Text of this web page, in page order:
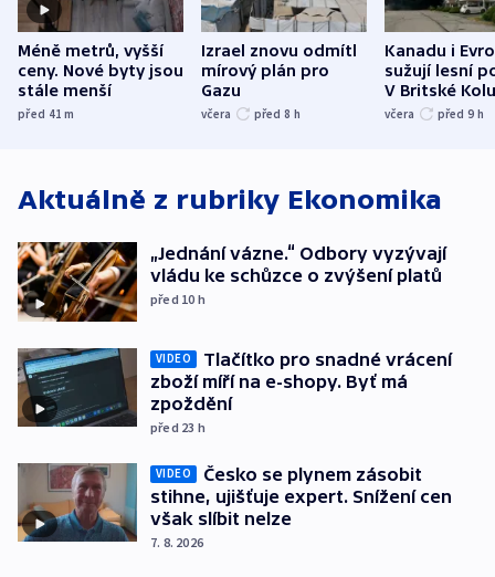
Méně metrů, vyšší
ceny. Nové byty jsou
stále menší
před 41m
Izrael znovu odmítl
mírový plán pro
Gazu
včera před 8 h
Kanadu i
sužují lesní
V Britské
evakuovali
včera před 9 h
Aktuálně z rubriky Ekonomika
„Jednání vázne.“ Odbory vyzývají
vládu ke schůzce o zvýšení platů
před 10 h
VIDEO
Tlačítko pro snadné vrácení
zboží míří na e-shopy. Byť má
zpoždění
před 23 h
VIDEO
Česko se plynem zásobit
stihne, ujišťuje expert. Snížení cen
však slíbit nelze
7. 8. 2026